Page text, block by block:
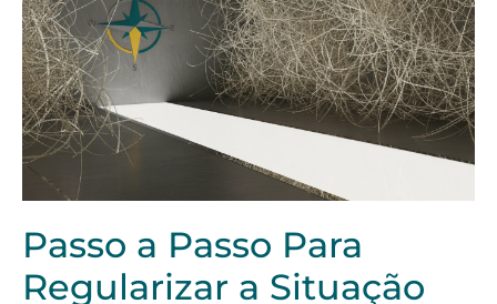
Passo a Passo Para
Regularizar a Situação